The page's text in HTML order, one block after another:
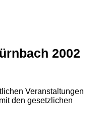
2002
Veranstaltungen
den gesetzlichen